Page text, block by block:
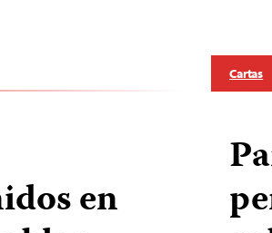
en
Cartas